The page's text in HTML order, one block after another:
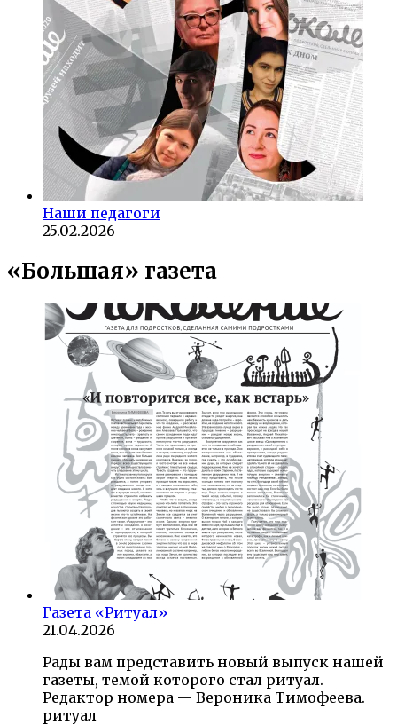
Наши педагоги
25.02.2026
«Большая» газета
Газета «Ритуал»
21.04.2026
Рады вам представить новый выпуск нашей
газеты, темой которого стал ритуал.
Редактор номера — Вероника Тимофеева.
ритуал